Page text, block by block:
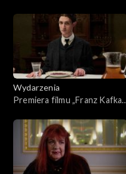
Wydarzenia
Premiera filmu „Franz Kafka”.